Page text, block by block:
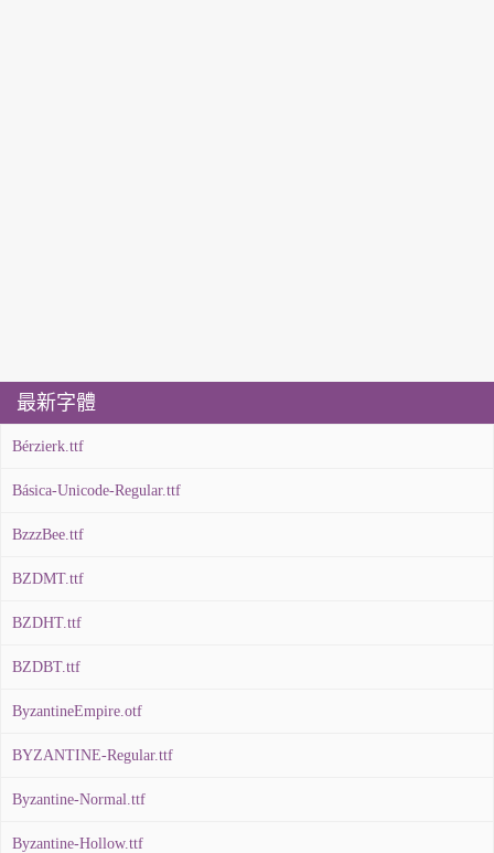
最新字體
Bérzierk.ttf
Básica-Unicode-Regular.ttf
BzzzBee.ttf
BZDMT.ttf
BZDHT.ttf
BZDBT.ttf
ByzantineEmpire.otf
BYZANTINE-Regular.ttf
Byzantine-Normal.ttf
Byzantine-Hollow.ttf